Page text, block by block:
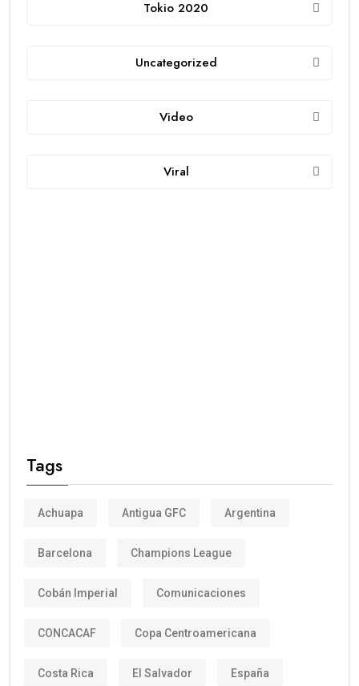
Tokio 2020
Uncategorized
Video
Viral
Tags
Achuapa Antigua GFC Argentina
Barcelona Champions League
Cobán Imperial Comunicaciones
CONCACAF Copa Centroamericana
Costa Rica El Salvador España